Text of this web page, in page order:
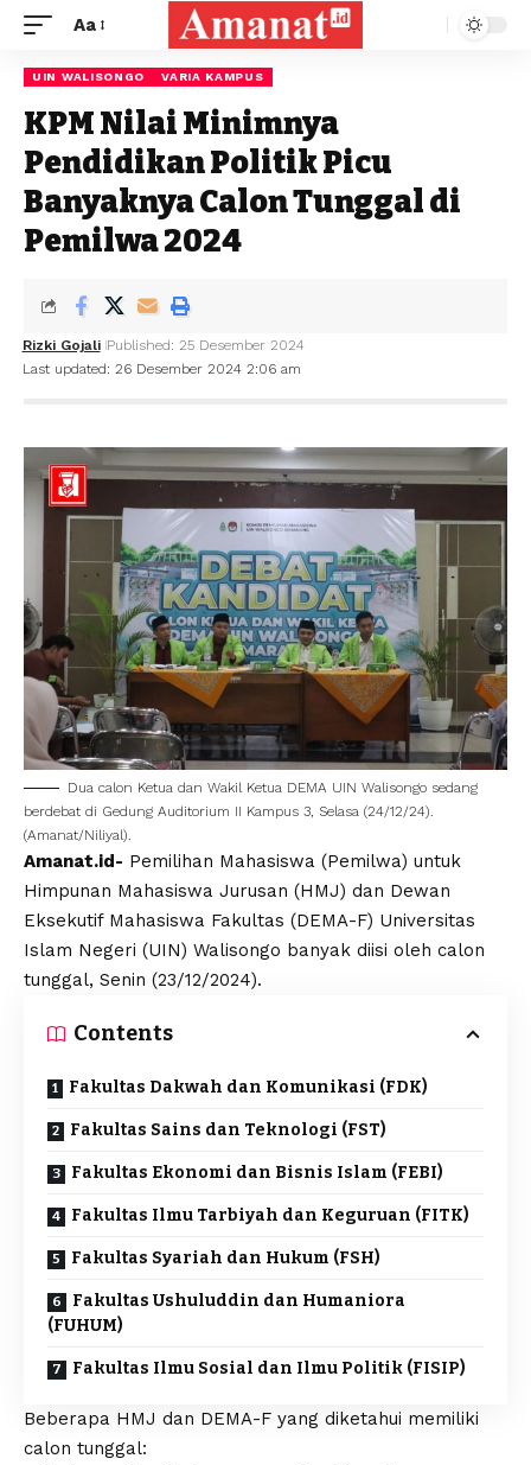
Aa
UIN WALISONGO VARIA KAMPUS
KPM Nilai Minimnya
Pendidikan Politik Picu
Banyaknya Calon Tunggal di
Pemilwa 2024
Last updated: 26 Desember 2024 2:06 am
Rizki Gojali Published: 25 Desember 2024
Dua calon Ketua dan Wakil Ketua DEMA UIN Walisongo sedang
berdebat di Gedung Auditorium II Kampus 3, Selasa (24/12/24).
(Amanat/Niliyal).
Amanat.id- Pemilihan Mahasiswa (Pemilwa) untuk
Himpunan Mahasiswa Jurusan (HMJ) dan Dewan
Eksekutif Mahasiswa Fakultas (DEMA-F) Universitas
Islam Negeri (UIN) Walisongo banyak diisi oleh calon
tunggal, Senin (23/12/2024).
Contents
Fakultas Dakwah dan Komunikasi (FDK)
Fakultas Sains dan Teknologi (FST)
Fakultas Ekonomi dan Bisnis Islam (FEBI)
Fakultas Ilmu Tarbiyah dan Keguruan (FITK)
Fakultas Syariah dan Hukum (FSH)
Fakultas Ushuluddin dan Humaniora
(FUHUM)
Fakultas Ilmu Sosial dan Ilmu Politik (FISIP)
Beberapa HMJ dan DEMA-F yang diketahui memiliki
calon tunggal: